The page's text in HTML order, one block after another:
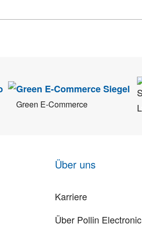
Green E-Commerce
Über uns
Karriere
Über Pollin Electronic